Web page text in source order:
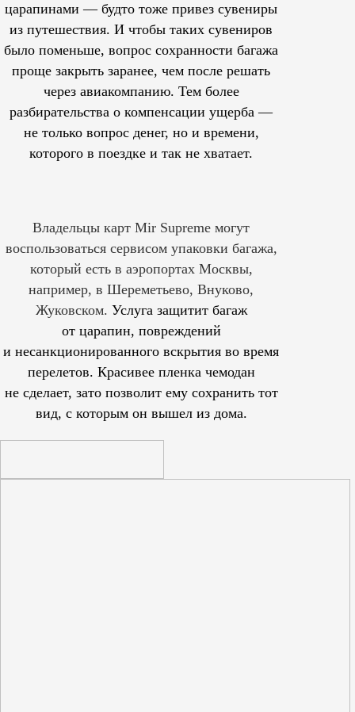
царапинами — будто тоже привез сувениры
из путешествия. И чтобы таких сувениров
было поменьше, вопрос сохранности багажа
проще закрыть заранее, чем после решать
через авиакомпанию. Тем более
разбирательства о компенсации ущерба —
не только вопрос денег, но и времени,
которого в поездке и так не хватает.
Владельцы карт Mir Supreme могут
воспользоваться сервисом упаковки багажа,
который есть в аэропортах Москвы,
например, в Шереметьево, Внуково,
Жуковском. Услуга защитит багаж
от царапин, повреждений
и несанкционированного вскрытия во время
перелетов. Красивее пленка чемодан
не сделает, зато позволит ему сохранить тот
вид, с которым он вышел из дома.